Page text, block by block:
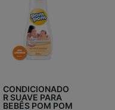
CONDICIONADO
R SUAVE PARA
BEBÊS POM POM